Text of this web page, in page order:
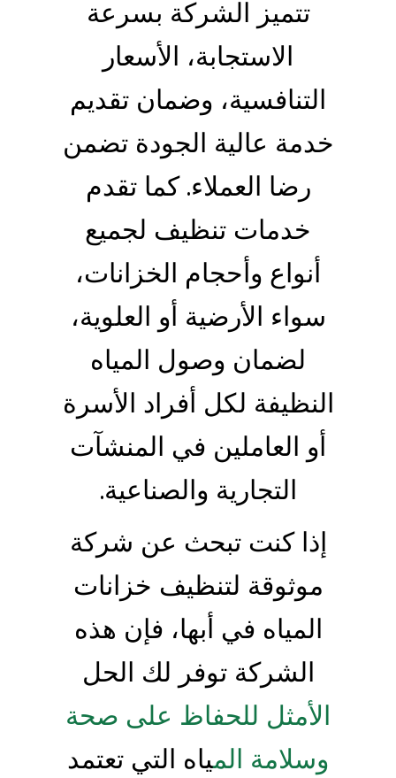
تتميز الشركة بسرعة
الاستجابة، الأسعار
التنافسية، وضمان تقديم
خدمة عالية الجودة تضمن
رضا العملاء. كما تقدم
خدمات تنظيف لجميع
أنواع وأحجام الخزانات،
سواء الأرضية أو العلوية،
لضمان وصول المياه
النظيفة لكل أفراد الأسرة
أو العاملين في المنشآت
التجارية والصناعية.
إذا كنت تبحث عن شركة
موثوقة لتنظيف خزانات
المياه في أبها، فإن هذه
الشركة توفر لك الحل
الأمثل للحفاظ على صحة
وسلامة المياه التي تعتمد